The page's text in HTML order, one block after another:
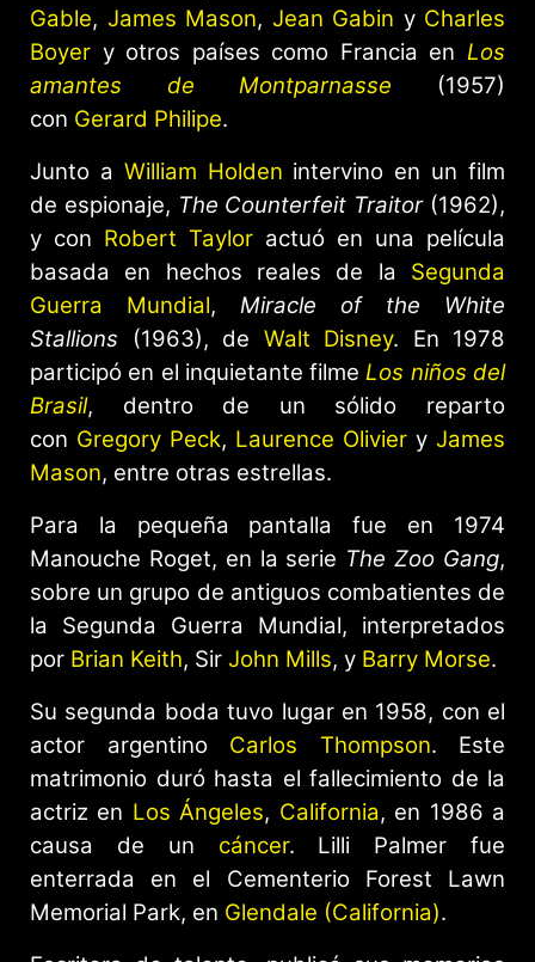
Gable, James Mason, Jean Gabin y Charles
Boyer y otros países como Francia en Los
amantes de Montparnasse (1957)
con Gerard Philipe.
Junto a William Holden intervino en un film
de espionaje, The Counterfeit Traitor(1962),
y con Robert Taylor actuó en una película
basada en hechos reales de la Segunda
Guerra Mundial, Miracle of the White
Stallions (1963), de Walt Disney. En 1978
participó en el inquietante filmeLos niños del
Brasil, dentro de un sólido reparto
con Gregory Peck, Laurence Olivier y James
Mason, entre otras estrellas.
Para la pequeña pantalla fue en 1974
Manouche Roget, en la serie The Zoo Gang,
sobre un grupo de antiguos combatientes de
la Segunda Guerra Mundial, interpretados
por Brian Keith, Sir John Mills, y Barry Morse.
Su segunda boda tuvo lugar en 1958, con el
actor argentino Carlos Thompson. Este
matrimonio duró hasta el fallecimiento de la
actriz en Los Ángeles, California, en 1986 a
causa de un cáncer. Lilli Palmer fue
enterrada en el Cementerio Forest Lawn
Memorial Park, en Glendale (California).